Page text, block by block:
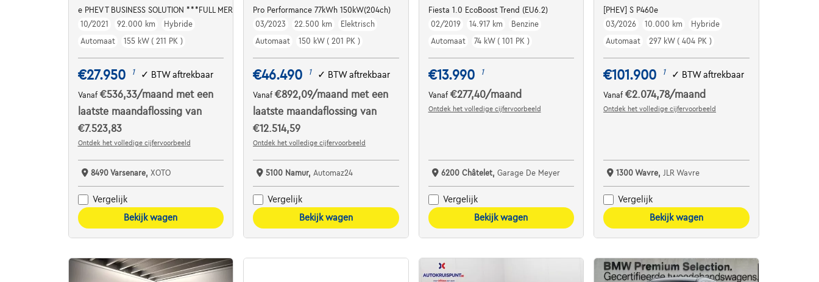
e PHEV T BUSINESS SOLUTION ***FULL MERCEDES HISTORY / VAT REFUNDABLE***
10/2021
92.000 km
Hybride
Automaat
155 kW ( 211 PK )
€27.950 1 ✓ BTW aftrekbaar
Vanaf €536,33/maand met een
laatste maandaflossing van
€7.523,83
Ontdek het volledige cijfervoorbeeld
8490 Varsenare, XOTO
Vergelijk
Bekijk wagen
Pro Performance 77kWh 150kW(204ch)
03/2023
22.500 km
Elektrisch
Automaat
150 kW ( 201 PK )
€46.490 1 ✓ BTW aftrekbaar
Vanaf€892,09/maand met een
laatste maandaflossing van
€12.514,59
Ontdek het volledige cijfervoorbeeld
5100 Namur, Automaz24
Vergelijk
Bekijk wagen
Fiesta 1.0 EcoBoost Trend (EU6.2)
02/2019
14.917 km
Benzine
Automaat
74 kW ( 101 PK )
€13.990 1
Vanaf €277,40/maand
Ontdek het volledige cijfervoorbeeld
6200 Châtelet, Garage De Meyer
Vergelijk
Bekijk wagen
[PHEV] S P460e
03/2026
10.000 km
Hybride
Automaat
297 kW ( 404 PK )
€101.900 1 ✓ BTW aftrekbaar
Vanaf€2.074,78/maand
Ontdek het volledige cijfervoorbeeld
1300 Wavre, JLR Wavre
Vergelijk
Bekijk wagen